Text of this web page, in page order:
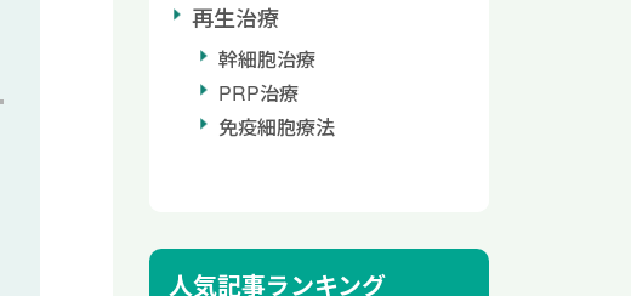
再生治療
幹細胞治療
PRP治療
免疫細胞療法
人気記事ランキング